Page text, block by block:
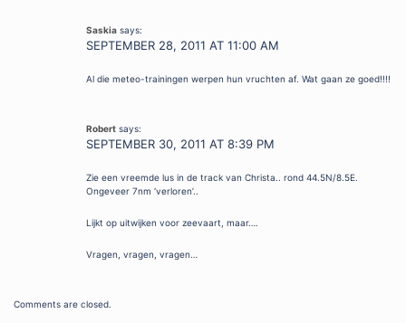
Saskia says:
SEPTEMBER 28, 2011 AT 11:00 AM
Al die meteo-trainingen werpen hun vruchten af. Wat gaan ze goed!!!!
Robert says:
SEPTEMBER 30, 2011 AT 8:39 PM
Zie een vreemde lus in de track van Christa.. rond 44.5N/8.5E.
Ongeveer 7nm ‘verloren’..
Lijkt op uitwijken voor zeevaart, maar….
Vragen, vragen, vragen…
Comments are closed.